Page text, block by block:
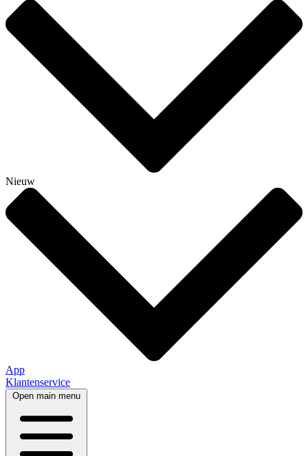
Nieuw
App
Klantenservice
Open main menu